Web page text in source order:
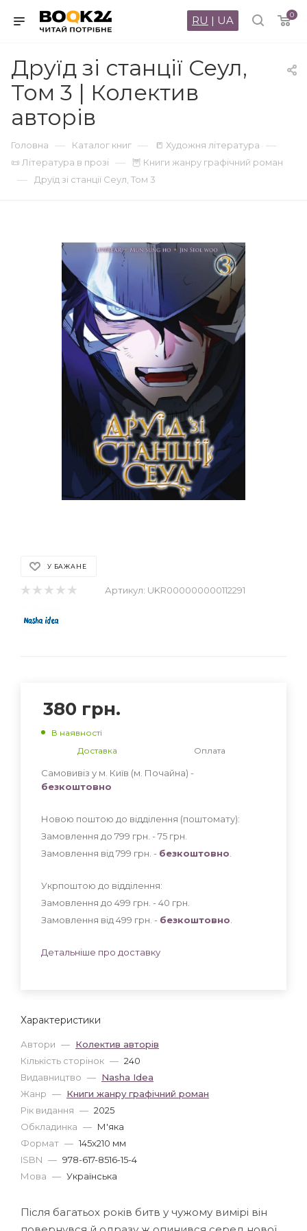
0
RU | UA
Друїд зі станції Сеул,
Том 3 | Колектив
авторів
Головна — Каталог книг — 📒 Художня література —
📜 Література в прозі — 🦉 Книги жанру графічний роман
— Друїд зі станції Сеул, Том 3
У БАЖАНЕ
Артикул: UKR000000000112291
Характеристики
Автори — Колектив авторів
Кількість сторінок — 240
Видавництво — Nasha Idea
Жанр — Книги жанру графічний роман
Рік видання — 2025
Обкладинка — М'яка
Формат — 145x210 мм
ISBN — 978-617-8516-15-4
Мова — Українська
380 грн.
В наявності
Доставка
Оплата
Самовивіз у м. Київ (м. Почайна) -
безкоштовно
Новою поштою до відділення (поштомату):
Замовлення до 799 грн. - 75 грн
Замовлення від 799 грн. - безкоштовно
Укрпоштою до відділення:
Замовлення до 499 грн. - 40 грн
Замовлення від 499 грн. - безкоштовно
Детальніше про доставку
Після багатьох років битв у чужому вимірі він